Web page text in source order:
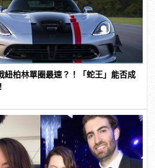
紐柏林單圈最速？！「蛇王」能否成